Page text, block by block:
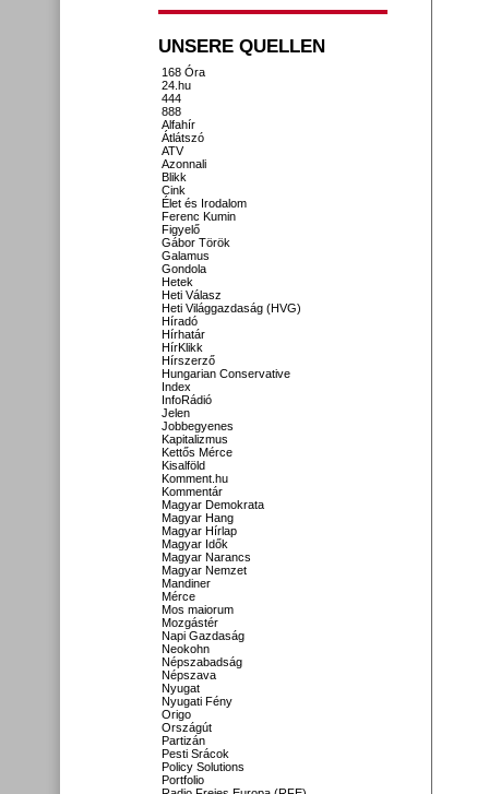
UNSERE QUELLEN
168 Óra
24.hu
444
888
Alfahír
Átlátszó
ATV
Azonnali
Blikk
Cink
Élet és Irodalom
Ferenc Kumin
Figyelő
Gábor Török
Galamus
Gondola
Hetek
Heti Válasz
Heti Világgazdaság (HVG)
Híradó
Hírhatár
HírKlikk
Hírszerző
Hungarian Conservative
Index
InfoRádió
Jelen
Jobbegyenes
Kapitalizmus
Kettős Mérce
Kisalföld
Komment.hu
Kommentár
Magyar Demokrata
Magyar Hang
Magyar Hírlap
Magyar Idők
Magyar Narancs
Magyar Nemzet
Mandiner
Mérce
Mos maiorum
Mozgástér
Napi Gazdaság
Neokohn
Népszabadság
Népszava
Nyugat
Nyugati Fény
Origo
Országút
Partizán
Pesti Srácok
Policy Solutions
Portfolio